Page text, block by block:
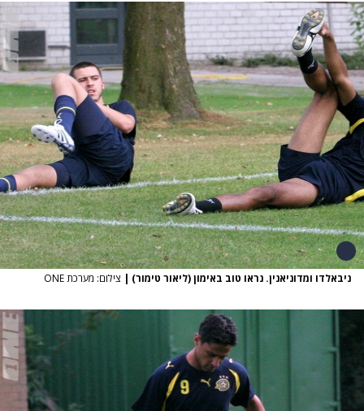
ניבאלדו ומדוניאנין. נראו טוב באימון (ליאור טימור) | צילום: מערכת ONE